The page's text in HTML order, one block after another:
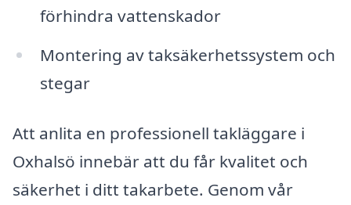
förhindra vattenskador
Montering av taksäkerhetssystem och
stegar
Att anlita en professionell takläggare i
Oxhalsö innebär att du får kvalitet och
säkerhet i ditt takarbete. Genom vår